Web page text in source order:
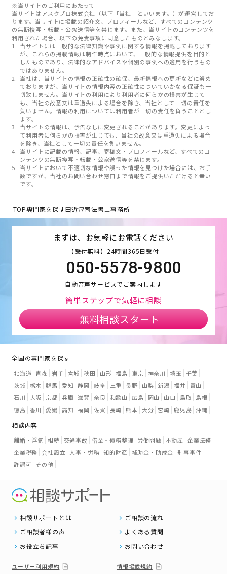
※当サイトのご利用にあたって
当サイトはアスクプロ株式会社（以下「当社」といいます。）が運営してお
ります。当サイトに掲載の紹介文、プロフィールなど、すべてのコンテンツ
の無断複写・転載・公衆送信等を禁じます。また、当サイトのコンテンツを
利用された場合、以下の免責事項に同意したものとみなします。
当サイトには一般的な法律知識や事例に関する情報を掲載しております
が、これらの掲載情報は制作時点において、一般的な情報提供を目的と
したものであり、法律的なアドバイスや個別の事例への適用を行うもの
ではありません。
当社は、当サイトの情報の正確性の確保、最新情報への更新などに努め
ておりますが、当サイトの情報内容の正確性についていかなる保証も一
切致しません。当サイトの利用により利用者に何らかの損害が生じて
も、当社の故意又は重過失による場合を除き、当社として一切の責任を
負いません。情報の利用については利用者が一切の責任を負うこととし
ます。
当サイトの情報は、予告なしに変更されることがあります。変更によっ
て利用者に何らかの損害が生じても、当社の故意又は重過失による場合
を除き、当社として一切の責任を負いません。
当サイトに記載の情報、記事、寄稿文・プロフィールなど、すべてのコ
ンテンツの無断複写・転載・公衆送信等を禁じます。
当サイトにおいて不適切な情報や誤った情報を見つけた場合には、お手
数ですが、当社のお問い合わせ窓口まで情報をご提供いただけると幸い
です。
TOP専門家を探す田近淳司法書士事務所
まずは、お気軽にお電話ください
【受付無料】24時間365日受付
050-5578-9800
自動音声サービスでご案内します
簡単ステップで気軽に相談
無料相談スタート
全国の専門家を探す
北海道 青森 岩手 宮城 秋田 山形 福島 東京 神奈川 埼玉
千葉
茨城 栃木 群馬 愛知 静岡 岐阜 三重 長野 山梨 新潟 福井
富山
石川
大阪 京都 兵庫 滋賀 奈良 和歌山 広島 岡山 山口 鳥取
島根
徳島 香川 愛媛 高知 福岡 佐賀 長崎 熊本 大分 宮崎 鹿児島 沖縄
相談内容
離婚・浮気 相続 交通事故 借金・債務整理 労働問題 不動産 企業法務
企業税務 会社設立 人事・労務 知的財産 補助金・助成金 刑事事件
許認可 その他
相談サポートとは
ご相談の流れ
ご相談者様の声
よくある質問
お役立ち記事
お問い合わせ
ユーザー利用規約 情報掲載規約